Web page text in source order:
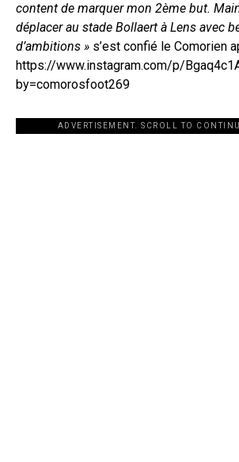
content de marquer mon 2ème but.
déplacer au stade Bollaert à Lens avec
d’ambitions » s’est confié le Comorien
https://www.instagram.com/p/
by=comorosfoot269
ADVERTISEMENT. SCROLL TO